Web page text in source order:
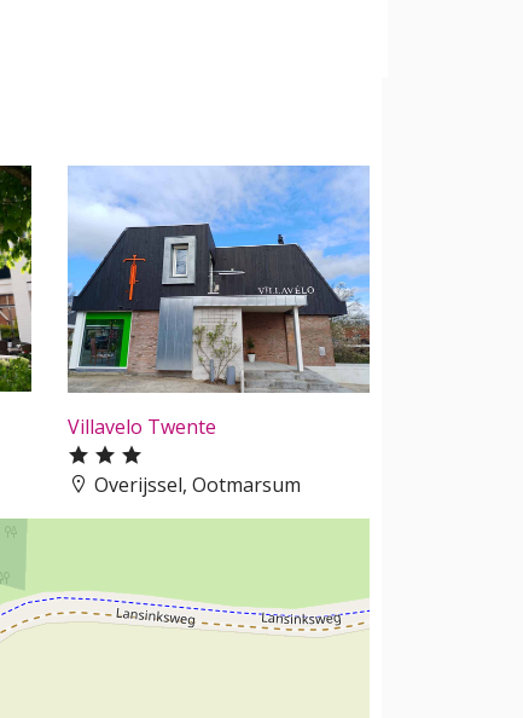
Villavelo Twente
Overijssel, Ootmarsum